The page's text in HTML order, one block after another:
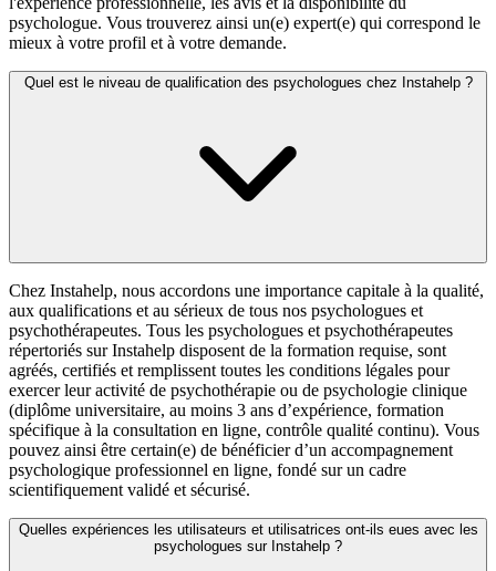
psychologue. Vous trouverez ainsi un(e) expert(e) qui correspond le
mieux à votre profil et à votre demande.
Quel est le niveau de qualification des psychologues chez Instahelp ?
Chez Instahelp, nous accordons une importance capitale à la qualité,
aux qualifications et au sérieux de tous nos psychologues et
psychothérapeutes. Tous les psychologues et psychothérapeutes
répertoriés sur Instahelp disposent de la formation requise, sont
agréés, certifiés et remplissent toutes les conditions légales pour
exercer leur activité de psychothérapie ou de psychologie clinique
(diplôme universitaire, au moins 3 ans d’expérience, formation
spécifique à la consultation en ligne, contrôle qualité continu). Vous
pouvez ainsi être certain(e) de bénéficier d’un accompagnement
psychologique professionnel en ligne, fondé sur un cadre
scientifiquement validé et sécurisé.
Quelles expériences les utilisateurs et utilisatrices ont-ils eues avec les
psychologues sur Instahelp ?